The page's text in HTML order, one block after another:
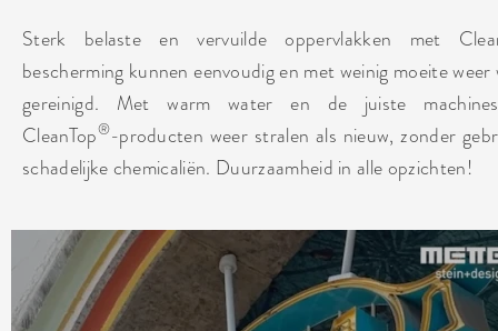
Sterk belaste en vervuilde oppervlakken met
bescherming kunnen eenvoudig en met weinig moeite
gereinigd. Met warm water en de juiste
CleanTop®-producten weer stralen als nieuw, zonder
schadelijke chemicaliën. Duurzaamheid in alle opzichten!